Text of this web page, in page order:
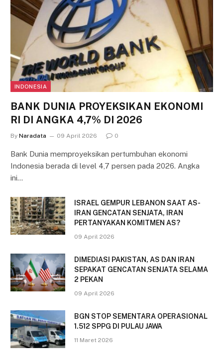
INDONESIA
BANK DUNIA PROYEKSIKAN EKONOMI
RI DI ANGKA 4,7% DI 2026
By Naradata 09 April 2026 0
Bank Dunia memproyeksikan pertumbuhan ekonomi
Indonesia berada di level 4,7 persen pada 2026. Angka
ini…
ISRAEL GEMPUR LEBANON SAAT AS-
IRAN GENCATAN SENJATA, IRAN
PERTANYAKAN KOMITMEN AS?
09 April 2026
DIMEDIASI PAKISTAN, AS DAN IRAN
SEPAKAT GENCATAN SENJATA SELAMA
2 PEKAN
09 April 2026
BGN STOP SEMENTARA OPERASIONAL
1.512 SPPG DI PULAU JAWA
11 Maret 2026